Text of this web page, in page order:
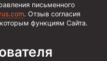
письменного
. Отзыв согласия
функциям Сайта.